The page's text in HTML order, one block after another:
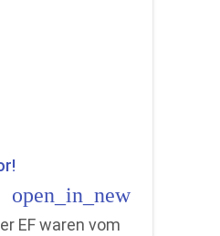
open_in_new
EF waren vom